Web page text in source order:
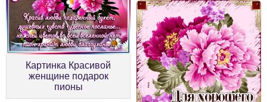
Картинка Красивой
женщине подарок
пионы